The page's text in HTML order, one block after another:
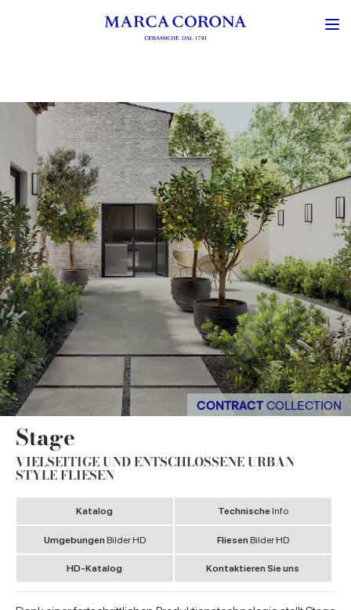
CONTRACTCOLLECTION
Stage
VIELSEITIGE UND ENTSCHLOSSENE URBAN
STYLE FLIESEN
Katalog Technische Info
Umgebungen Bilder HD Fliesen Bilder HD
HD-Katalog Kontaktieren Sie uns